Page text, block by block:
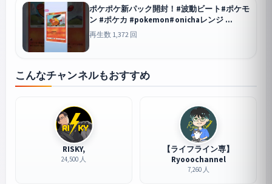
ポケポケ新パック開封！#波動ビート#ポケモ
ン #ポケカ #pokemon#onichaレンジ
ポケポケ
再生数 1,372 回
こんなチャンネルもおすすめ
RISKY,
24,500 人
【ライフライン専】
Ryooochannel
7,260 人